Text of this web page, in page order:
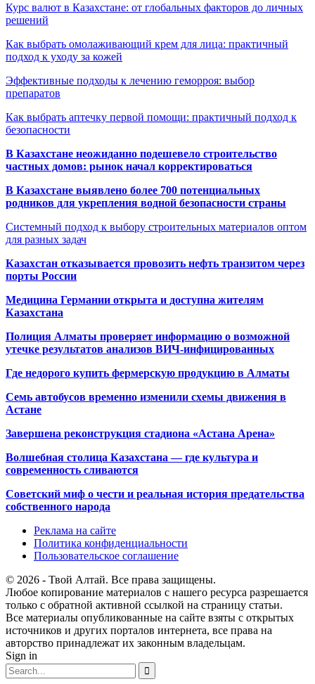
Курс валют в Казахстане: от глобальных факторов до личных
решений
Как выбрать омолаживающий крем для лица: практичный
подход к уходу за кожей
Эффективные подходы к лечению геморроя: выбор
препаратов
Как выбрать аптечку первой помощи: практичный подход к
безопасности
В Казахстане неожиданно подешевело строительство
частных домов: рынок начал корректироваться
В Казахстане выявлено более 700 потенциальных
родников для укрепления водной безопасности страны
Системный подход к выбору строительных материалов оптом
для разных задач
Казахстан отказывается провозить нефть транзитом через
порты России
Медицина Германии открыта и доступна жителям
Казахстана
Полиция Алматы проверяет информацию о возможной
утечке результатов анализов ВИЧ-инфицированных
Где недорого купить фермерскую продукцию в Алматы
Семь автобусов временно изменили схемы движения в
Астане
Завершена реконструкция стадиона «Астана Арена»
Волшебная столица Казахстана — где культура и
современность сливаются
Советский миф о чести и реальная история предательства
собственного народа
Реклама на сайте
Политика конфиденциальности
Пользовательское соглашение
© 2026 - Твой Алтай. Все права защищены.
Любое копирование материалов с нашего ресурса разрешается
только с обратной активной ссылкой на страницу статьи.
Все материалы опубликованные на сайте взяты с открытых
источников и других порталов интернета, все права на
авторство принадлежат их законным владельцам.
Sign in